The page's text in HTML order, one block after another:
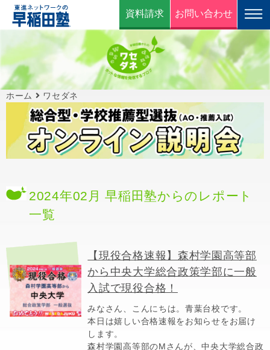
資料請求 お問い合わせ
ホーム ワセダネ
2024年02月 早稲田塾からのレポート
一覧
【現役合格速報】森村学園高等部
から中央大学総合政策学部に一般
入試で現役合格！
みなさん、こんにちは。青葉台校です。
本日は嬉しい合格速報をお知らせをお届け
します。
森村学園高等部のMさんが、中央大学総合政